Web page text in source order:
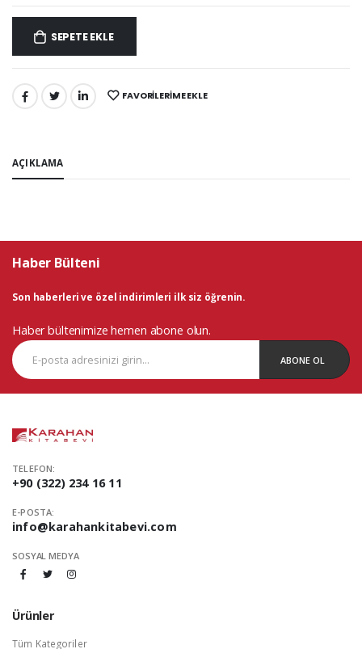
SEPETE EKLE
PAYLAŞ: FAVORILERIME EKLE
AÇIKLAMA
Haber Bülteni
Son haberleri ve özel indirimleri ilk siz öğrenin.
Haber bültenimize hemen abone olun.
ABONE OL
TELEFON:
+90 (322) 234 16 11
E-POSTA:
info@karahankitabevi.com
SOSYAL MEDYA
Ürünler
Tüm Kategoriler